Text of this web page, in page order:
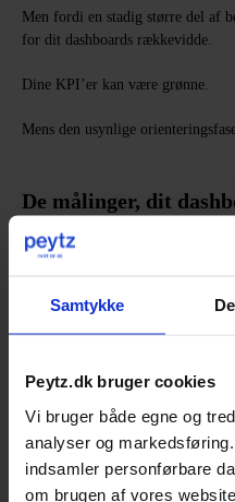
Samtykke
Peytz.dk bruger cookies
Vi bruger både egne og
analyser og
indsamler personførbare
om brugen af vores
Men fordi en stadig større del af
for dit dashboards rækkevidde.
Dine KPI’er kan være grønne.
Mens den usynlige
De målinger, dit
Den gode nyhed er, at dette ikke
Det kræver et ekstra lag.
før klikket.
Tre målepunkter gør det konkret: